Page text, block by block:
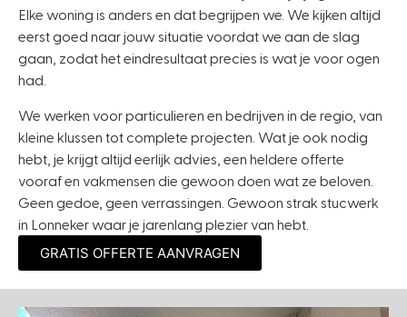
Elke woning is anders en dat begrijpen we. We kijken altijd
eerst goed naar jouw situatie voordat we aan de slag
gaan, zodat het eindresultaat precies is wat je voor ogen
had.
We werken voor particulieren en bedrijven in de regio, van
kleine klussen tot complete projecten. Wat je ook nodig
hebt, je krijgt altijd eerlijk advies, een heldere offerte
vooraf en vakmensen die gewoon doen wat ze beloven.
Geen gedoe, geen verrassingen. Gewoon strak stucwerk
in Lonneker waar je jarenlang plezier van hebt.
GRATIS OFFERTE AANVRAGEN